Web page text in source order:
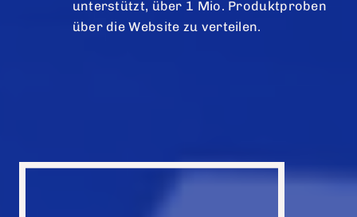
unterstützt, über 1 Mio. Produktproben
über die Website zu verteilen.